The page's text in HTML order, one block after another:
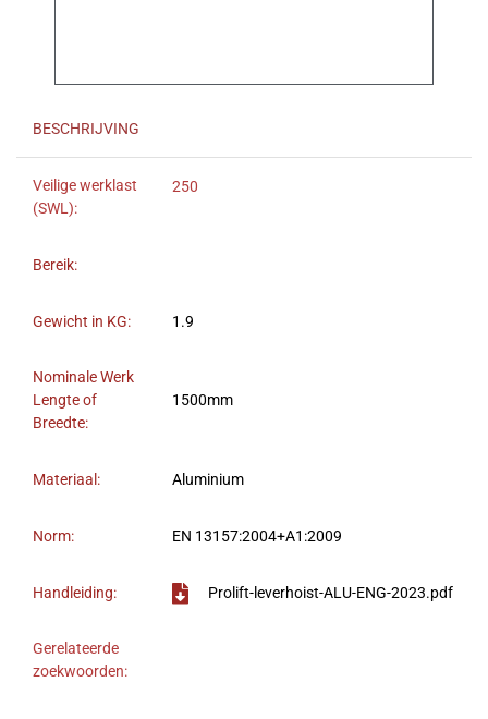
BESCHRIJVING
Veilige werklast
(SWL):
250
Bereik:
Gewicht in KG: 1.9
Nominale Werk
Lengte of
Breedte:
1500mm
Materiaal: Aluminium
Norm: EN 13157:2004+A1:2009
Handleiding: Prolift-leverhoist-ALU-ENG-2023.pdf
Gerelateerde
zoekwoorden: